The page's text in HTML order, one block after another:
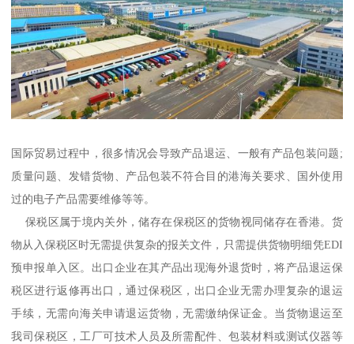
国际贸易过程中，很多情况会导致产品退运、一般有产品包装问题;‌
质量问题、发错货物、产品包装不符合目的港海关要求、国外使用
过的电子产品需要维修等等。
保税区属于境内关外，储存在保税区的货物视同储存在香港。货
物从入保税区时无需提供复杂的报关文件，只需提供货物明细凭EDI
预申报单入区。出口企业在其产品出现海外退货时，将产品退运保
税区进行返修再出口，通过保税区，出口企业无需办理复杂的退运
手续，无需向海关申请退运货物，无需缴纳保证金。当货物退运至
我司保税区，工厂可技术人员及所需配件、包装材料或测试仪器等